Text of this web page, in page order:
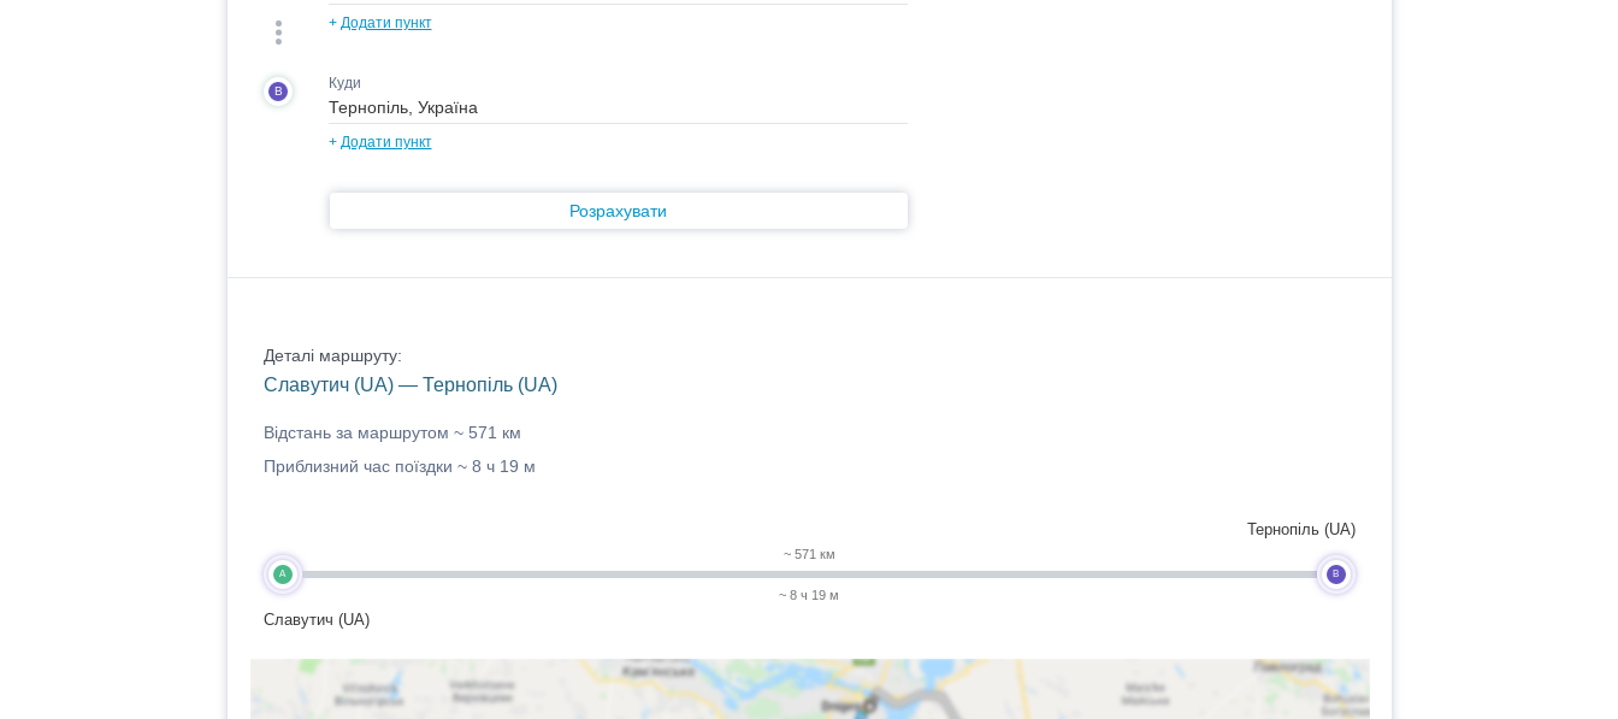
+ Додати пункт
B Куди
+ Додати пункт
Розрахувати
Деталі маршруту:
Славутич (UA) — Тернопіль (UA)
Відстань за маршрутом ~ 571 км
Приблизний час поїздки ~ 8 ч 19 м
A
Славутич (UA)
~ 571 км
~ 8 ч 19 м
B
Тернопіль (UA)